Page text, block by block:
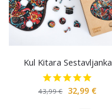
Kul Kitara Sestavljanka
43,99€ 32,99 €